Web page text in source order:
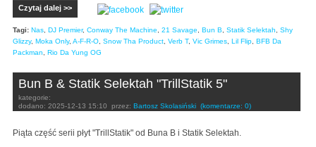
Czytaj dalej >>
Tagi: Nas, DJ Premier, Conway The Machine, 21 Savage, Bun B, Statik Selektah, Shy
Glizzy, Moka Only, A-F-R-O, Snow Tha Product, Verb T, Vic Grimes, Lil Flip, BFB Da
Packman, Rio Da Yung OG
Bun B & Statik Selektah "TrillStatik 5"
kategorie:
dodano: 2025-12-13 15:10 przez: Bartosz Skolasiński (komentarze: 0)
Piąta część serii płyt "TrillStatik" od Buna B i Statik Selektah.